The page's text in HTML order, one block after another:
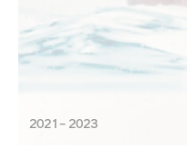
2021 – 2023